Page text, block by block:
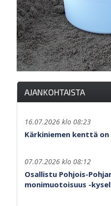
AJANKOHTAISTA
16.07.2026 klo 08:23
Kärkiniemen kenttä
07.07.2026 klo 08:12
Osallistu Pohjois-
monimuotoisuus -